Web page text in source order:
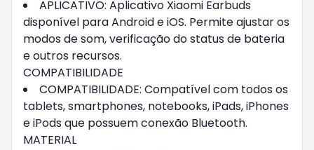
APLICATIVO: Aplicativo Xiaomi Earbuds
disponível para Android e iOS. Permite ajustar os
modos de som, verificação do status de bateria
e outros recursos.
COMPATIBILIDADE
COMPATIBILIDADE: Compatível com todos os
tablets, smartphones, notebooks, iPads, iPhones
e iPods que possuem conexão Bluetooth.
MATERIAL